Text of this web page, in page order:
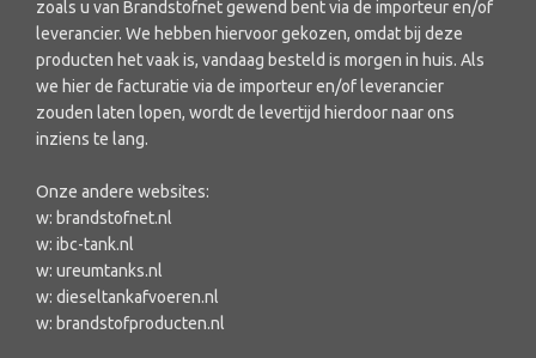
zoals u van Brandstofnet gewend bent via de importeur en/of
leverancier. We hebben hiervoor gekozen, omdat bij deze
producten het vaak is, vandaag besteld is morgen in huis. Als
we hier de facturatie via de importeur en/of leverancier
zouden laten lopen, wordt de levertijd hierdoor naar ons
inziens te lang.
Onze andere websites:
w: brandstofnet.nl
w: ibc-tank.nl
w: ureumtanks.nl
w: dieseltankafvoeren.nl
w: brandstofproducten.nl